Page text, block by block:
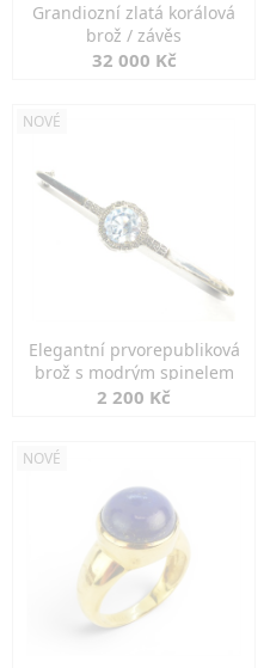
Grandiozní zlatá korálová
brož / závěs
32 000 Kč
NOVÉ
Elegantní prvorepubliková
brož s modrým spinelem
2 200 Kč
NOVÉ